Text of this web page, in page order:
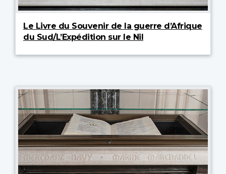
Le Livre du Souvenir de la guerre d’Afrique
du Sud/L’Expédition sur le Nil